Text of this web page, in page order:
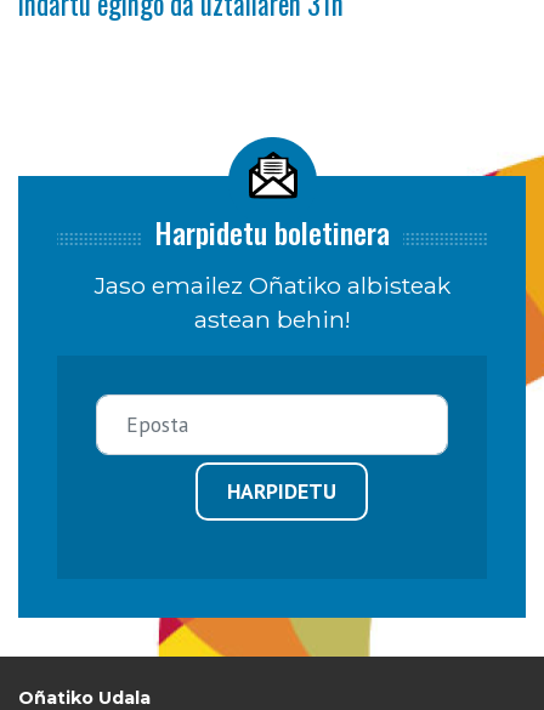
Harpidetu boletinera
Jaso emailez Oñatiko albisteak
astean behin!
HARPIDETU
Oñatiko Udala